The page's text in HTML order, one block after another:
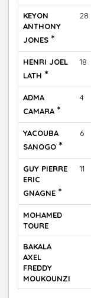
KEYON
ANTHONY
JONES *
28
HENRI JOEL
LATH *
18
ADMA
CAMARA *
4
YACOUBA
SANOGO *
6
GUY PIERRE
ERIC
GNAGNE *
11
MOHAMED
TOURE
BAKALA
AXEL
FREDDY
MOUKOUNZI